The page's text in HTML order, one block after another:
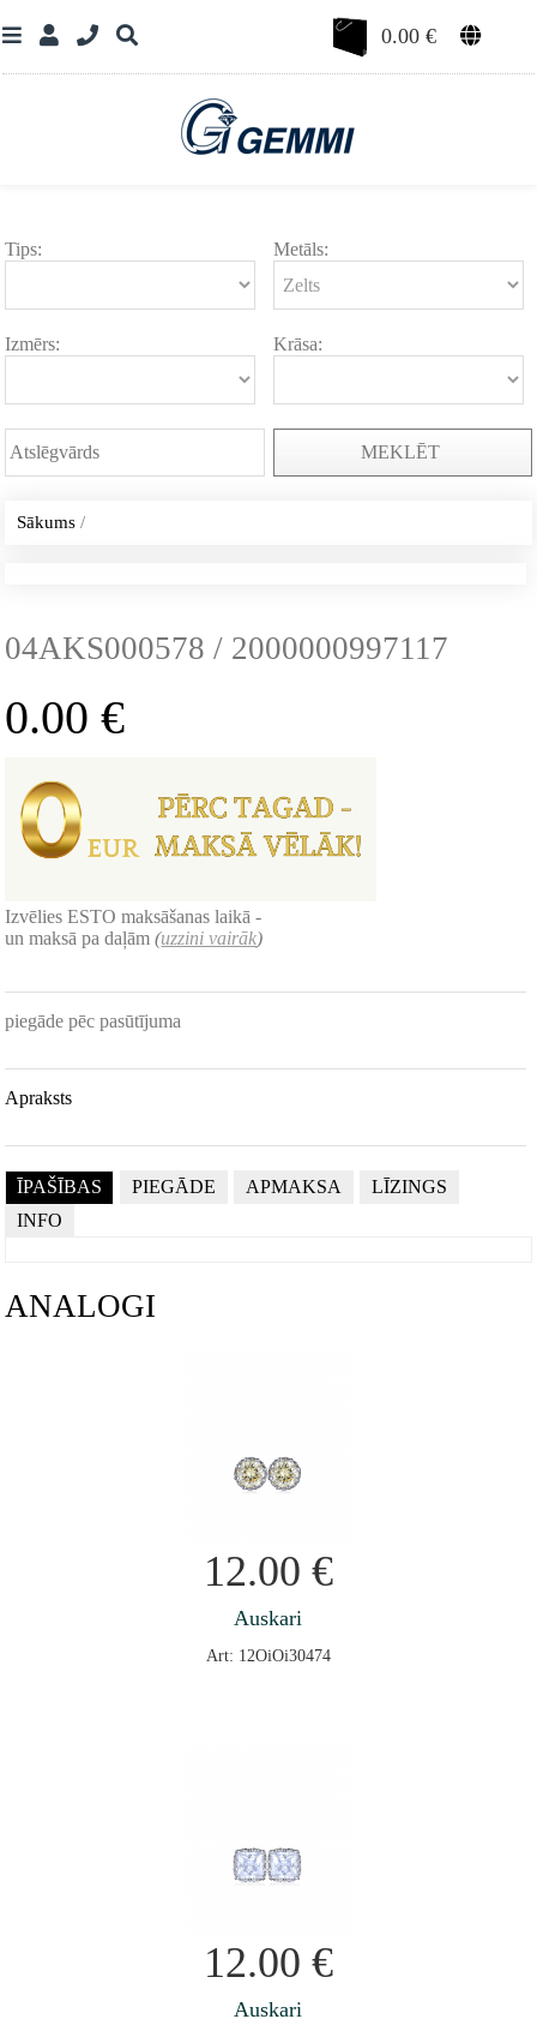
0.00€
Tips: Metāls:
Izmērs: Krāsa:
MEKLĒT
Sākums /
04AKS000578 / 2000000997117
0.00€
Izvēlies ESTO maksāšanas laikā -
un maksā pa daļām(uzzini vairāk)
piegāde pēc pasūtījuma
Apraksts
ĪPAŠĪBAS PIEGĀDE APMAKSA
LĪZINGS
INFO
ANALOGI
12.00 €
Auskari
Art: 12OiOi30474
12.00 €
Auskari